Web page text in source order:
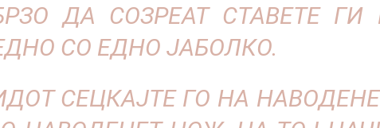
ДА СОЗРЕАТ СТАВЕТЕ ГИ
СО ЕДНО ЈАБОЛКО.
СЕЦКАЈТЕ ГО НА